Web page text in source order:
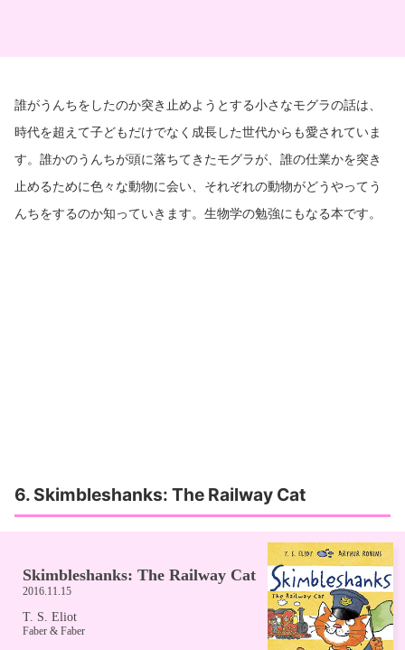
誰がうんちをしたのか突き止めようとする小さなモグラの話は、
時代を超えて子どもだけでなく成長した世代からも愛されていま
す。誰かのうんちが頭に落ちてきたモグラが、誰の仕業かを突き
止めるために色々な動物に会い、それぞれの動物がどうやってう
んちをするのか知っていきます。生物学の勉強にもなる本です。
6. Skimbleshanks: The Railway Cat